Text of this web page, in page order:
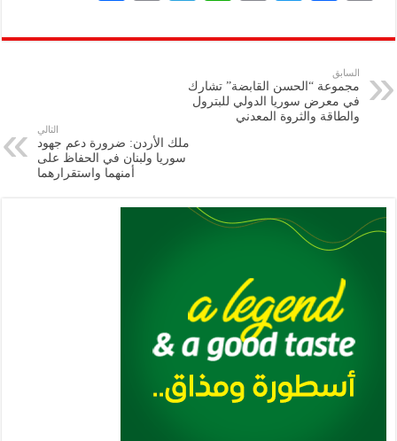
p
y
Li
n
eb
k
tt
nt
at
A
p
gr
ai
ar
السابق
مجموعة “الحسن القابضة” تشارك
في معرض سوريا الدولي للبترول
والطاقة والثروة المعدني
التالي
ملك الأردن: ضرورة دعم جهود
سوريا ولبنان في الحفاظ على
أمنهما واستقرارهما